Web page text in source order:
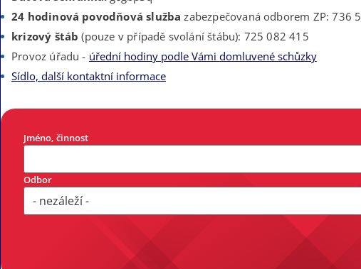
24 hodinová povodňová služba zabezpečovaná odborem ZP: 736
krizový štáb (pouze v případě svolání štábu): 725 082 415
Provoz úřadu - úřední hodiny podle Vámi domluvené schůzky
Sídlo, další kontaktní informace
Jméno, činnost
Odbor